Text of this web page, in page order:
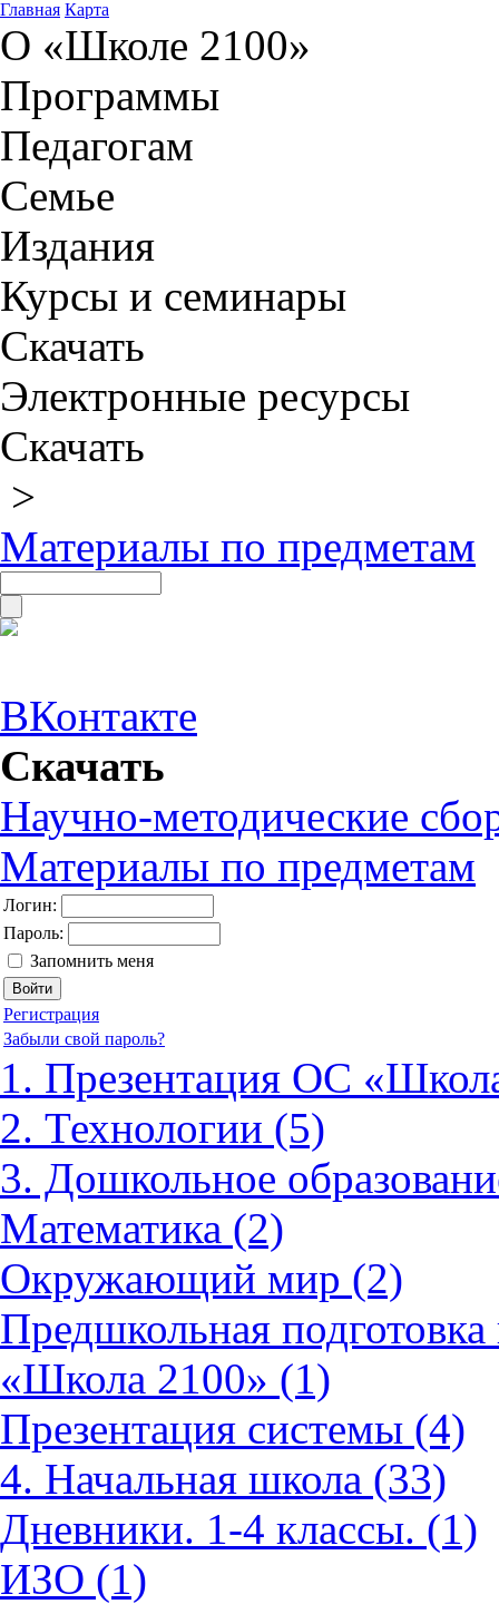
Главная Карта
О «Школе 2100»
Программы
Педагогам
Семье
Издания
Курсы и семинары
Скачать
Электронные ресурсы
Скачать
>
Материалы по предметам
ВКонтакте
Скачать
Научно-методические
Материалы по предметам
Логин:
Пароль:
Запомнить меня
Регистрация
Забыли свой пароль?
1. Презентация ОС
2. Технологии (5)
3. Дошкольное
Математика (2)
Окружающий мир (2)
Предшкольная
«Школа 2100» (1)
Презентация системы (4)
4. Начальная школа (33)
Дневники. 1-4 классы. (1)
ИЗО (1)